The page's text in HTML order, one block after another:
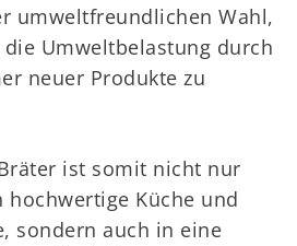
umweltfreundlichen Wahl,
Umweltbelastung durch
neuer Produkte zu
ist somit nicht nur
Küche und
sondern auch in eine